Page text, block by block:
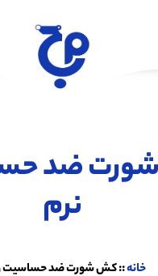
ضد
نرم
خانه::کش شورت ضد حساسیت